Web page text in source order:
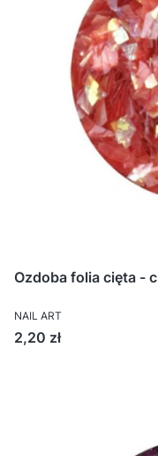
Ozdoba folia cięta -
NAIL ART
Cena
2,20 zł